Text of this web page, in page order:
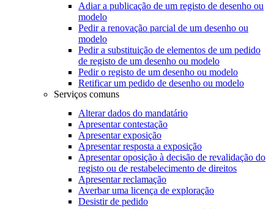
Adiar a publicação de um registo de desenho ou
modelo
Pedir a renovação parcial de um desenho ou
modelo
Pedir a substituição de elementos de um pedido
de registo de um desenho ou modelo
Pedir o registo de um desenho ou modelo
Retificar um pedido de desenho ou modelo
Serviços comuns
Alterar dados do mandatário
Apresentar contestação
Apresentar exposição
Apresentar resposta a exposição
Apresentar oposição à decisão de revalidação do
registo ou de restabelecimento de direitos
Apresentar reclamação
Averbar uma licença de exploração
Desistir de pedido